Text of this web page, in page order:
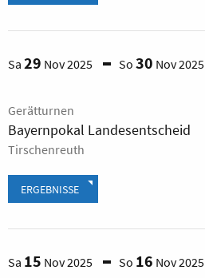
Sa 29 Nov 2025 So 30 Nov 2025
Gerätturnen
Bayernpokal Landesentscheid
Tirschenreuth
ERGEBNISSE
Sa 15 Nov 2025 So 16 Nov 2025